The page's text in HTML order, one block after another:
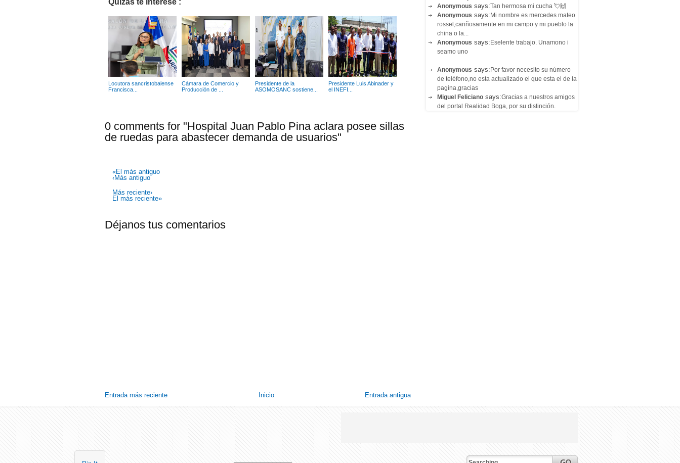
Quizás te interese :
Locutora sancristobalense
Francisca...
Cámara de Comercio y
Producción de ...
Presidente de la
ASOMOSANC sostiene...
Presidente Luis Abinader y
el INEFI...
0 comments for "Hospital Juan Pablo Pina aclara posee sillas
de ruedas para abastecer demanda de usuarios"
«El más antiguo
‹Más antiguo
Más reciente›
El más reciente»
Déjanos tus comentarios
Entrada más reciente Entrada antigua
Inicio
Anonymous says:Tan hermosa mi cucha 💘🙌
Anonymous says:Mi nombre es mercedes mateo
rossel,cariñosamente en mi campo y mi pueblo la
china o la...
Anonymous says:Eselente trabajo. Unamono i
seamo uno
Anonymous says:Por favor necesito su número
de teléfono,no esta actualizado el que esta el de la
pagina,gracias
Miguel Feliciano says:Gracias a nuestros amigos
del portal Realidad Boga, por su distinción.